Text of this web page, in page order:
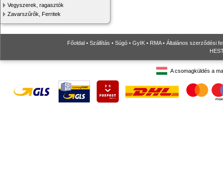
Vegyszerek, ragasztók
Zavarszűrők, Ferritek
Főoldal • Szállítás • Súgó • GyIK • RMA• Általános szerződési
A csomagküldés a